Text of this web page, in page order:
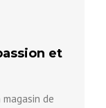
et
magasin de